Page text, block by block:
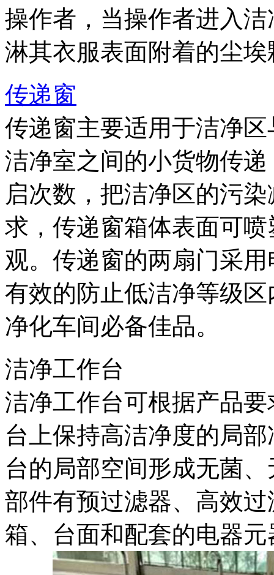
操作者，当操作者进入
淋其衣服表面附着的尘埃
传递窗
传递窗主要适用于洁净
洁净室之间的小货物传
启次数，把洁净区的污
求，传递窗箱体表面可
观。传递窗的两扇门采
有效的防止低洁净等级
净化车间必备佳品。
洁净工作台
洁净工作台可根据产品
台上保持高洁净度的局
台的局部空间形成无菌
部件有预过滤器、高效
箱、台面和配套的电器